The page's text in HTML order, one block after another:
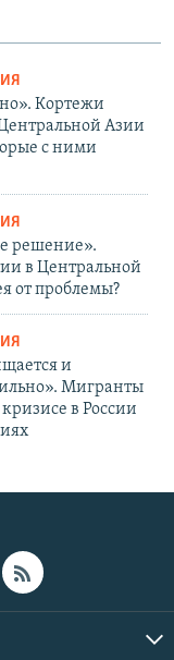
Кортежи
Азии
с ними
решение».
в Центральной
от проблемы?
и
Мигранты
в России